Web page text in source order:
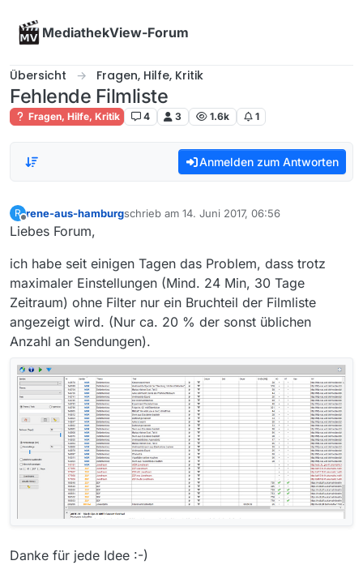
MediathekView-Forum
Übersicht Fragen, Hilfe, Kritik
Fehlende Filmliste
Fragen, Hilfe, Kritik 4 3 1.6k 1
Anmelden zum Antworten
R
Offline
rene-aus-hamburgschrieb am 14. Juni 2017, 06:56
zuletzt editiert von
Liebes Forum,
ich habe seit einigen Tagen das Problem, dass trotz
maximaler Einstellungen (Mind. 24 Min, 30 Tage
Zeitraum) ohne Filter nur ein Bruchteil der Filmliste
angezeigt wird. (Nur ca. 20 % der sonst üblichen
Anzahl an Sendungen).
Danke für jede Idee :-)